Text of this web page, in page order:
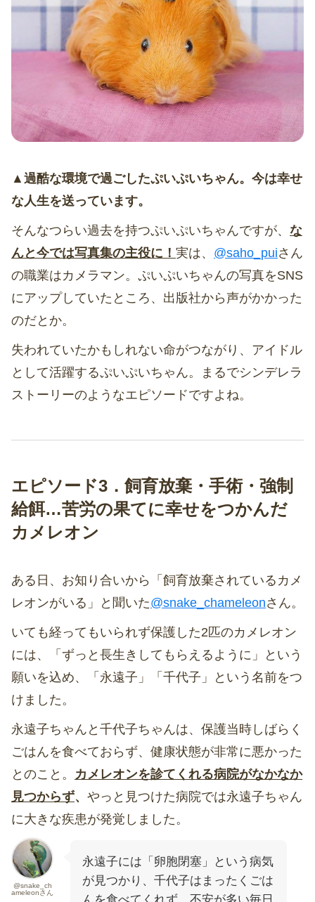
▲過酷な環境で過ごしたぷいぷいちゃん。今は幸せ
な人生を送っています。
そんなつらい過去を持つぷいぷいちゃんですが、 な
んと今では写真集の主役に！ 実は、 @saho_puiさん
の職業はカメラマン。ぷいぷいちゃんの写真をSNS
にアップしていたところ、出版社から声がかかった
のだとか。
失われていたかもしれない命がつながり、アイドル
として活躍するぷいぷいちゃん。まるでシンデレラ
ストーリーのようなエピソードですよね。
エピソード3．飼育放棄・手術・強制
給餌…苦労の果てに幸せをつかんだ
カメレオン
ある日、お知り合いから「飼育放棄されているカメ
レオンがいる」と聞いた@snake_chameleonさん。
いても経ってもいられず保護した2匹のカメレオン
には、「ずっと長生きしてもらえるように」という
願いを込め、「永遠子」「千代子」という名前をつ
けました。
永遠子ちゃんと千代子ちゃんは、保護当時しばらく
ごはんを食べておらず、健康状態が非常に悪かった
とのこと。 カメレオンを診てくれる病院がなかなか
見つからず、 やっと見つけた病院では永遠子ちゃん
に大きな疾患が発覚しました。
@snake_ch
ameleonさん
永遠子には「卵胞閉塞」という病気
が見つかり、千代子はまったくごは